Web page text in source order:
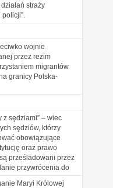
straży
wojnie
przez reżim
migrantów
granicy Polska-
z sędziami” – wiec
sędziów, którzy
obowiązujące
oraz prawo
prześladowani przez
przywrócenia do
Maryi Królowej